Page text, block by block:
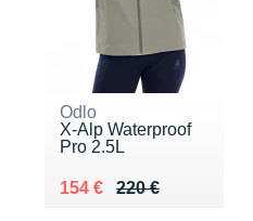
Odlo
X-Alp Waterproof
Pro 2.5L
220 €
Au lieu de 220 €
154 €
Vendu 154 €